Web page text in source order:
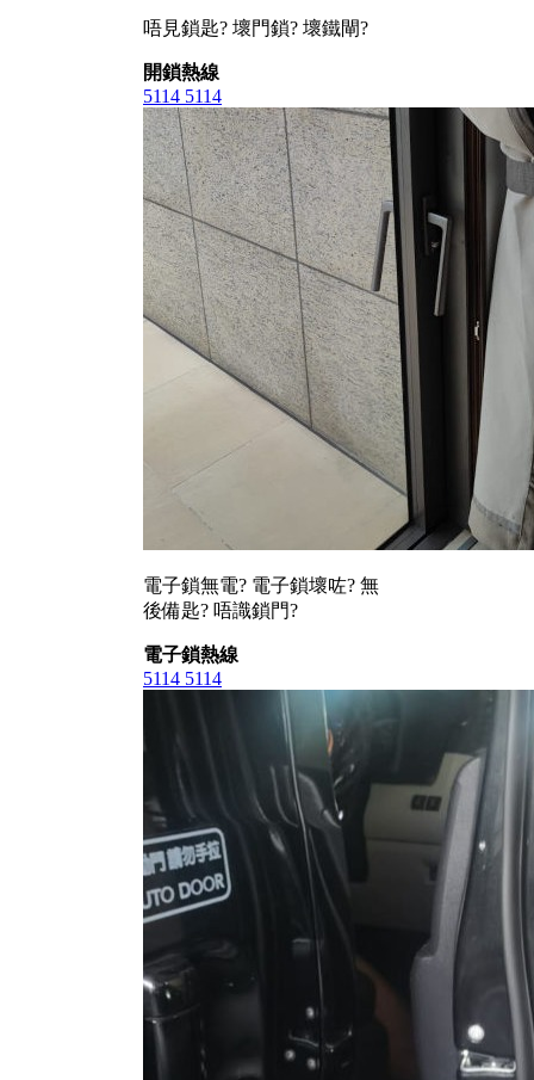
唔見鎖匙? 壞門鎖? 壞鐵閘?
開鎖熱線
5114 5114
電子鎖無電? 電子鎖壞咗? 無
後備匙? 唔識鎖門?
電子鎖熱線
5114 5114